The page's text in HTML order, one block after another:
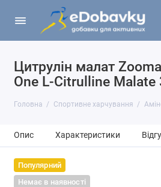
Цитрулін малат
One L-Citrulline Malate
Головна Спортивне харчування
Опис Характеристики
Популярний
Немає в наявності